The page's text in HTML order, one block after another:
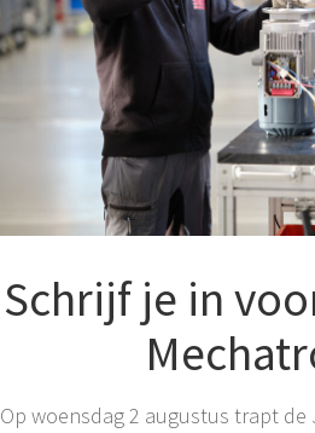
Schrijf je in
Op woensdag 2 augustus trapt